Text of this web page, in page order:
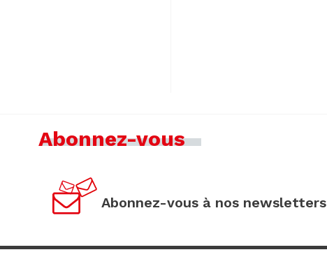
Abonnez-vous
Abonnez-vous à nos newsletters